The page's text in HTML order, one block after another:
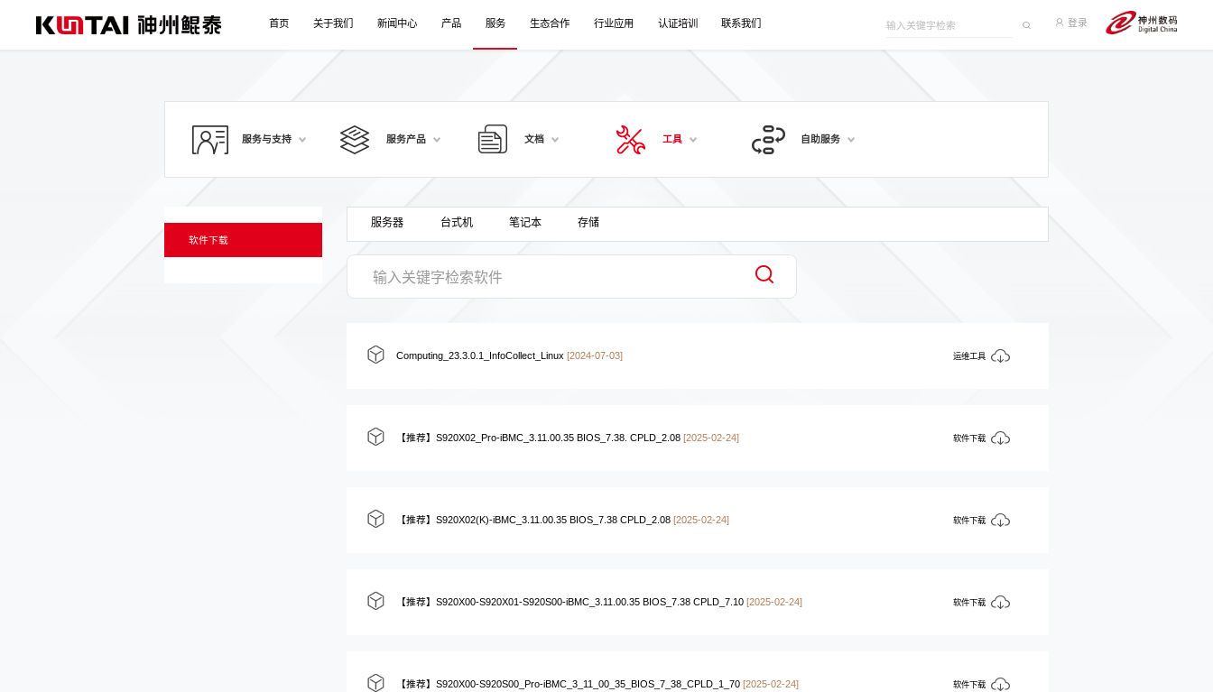
首页 关于我们 新闻中心 产品 服务 生态合作 行业应用 认证培训 联系我们 登录
服务与支持 服务产品 文档 工具 自助服务
软件下载
服务器 台式机 笔记本 存储
运维工具
Computing_23.3.0.1_InfoCollect_Linux[2024-07-03]
软件下载
【推荐】S920X02_Pro-iBMC_3.11.00.35 BIOS_7.38. CPLD_2.08[2025-02-24]
软件下载
【推荐】S920X02(K)-iBMC_3.11.00.35 BIOS_7.38 CPLD_2.08[2025-02-24]
软件下载
【推荐】S920X00-S920X01-S920S00-iBMC_3.11.00.35 BIOS_7.38 CPLD_7.10[2025-02-24]
软件下载
【推荐】S920X00-S920S00_Pro-iBMC_3_11_00_35_BIOS_7_38_CPLD_1_70[2025-02-24]